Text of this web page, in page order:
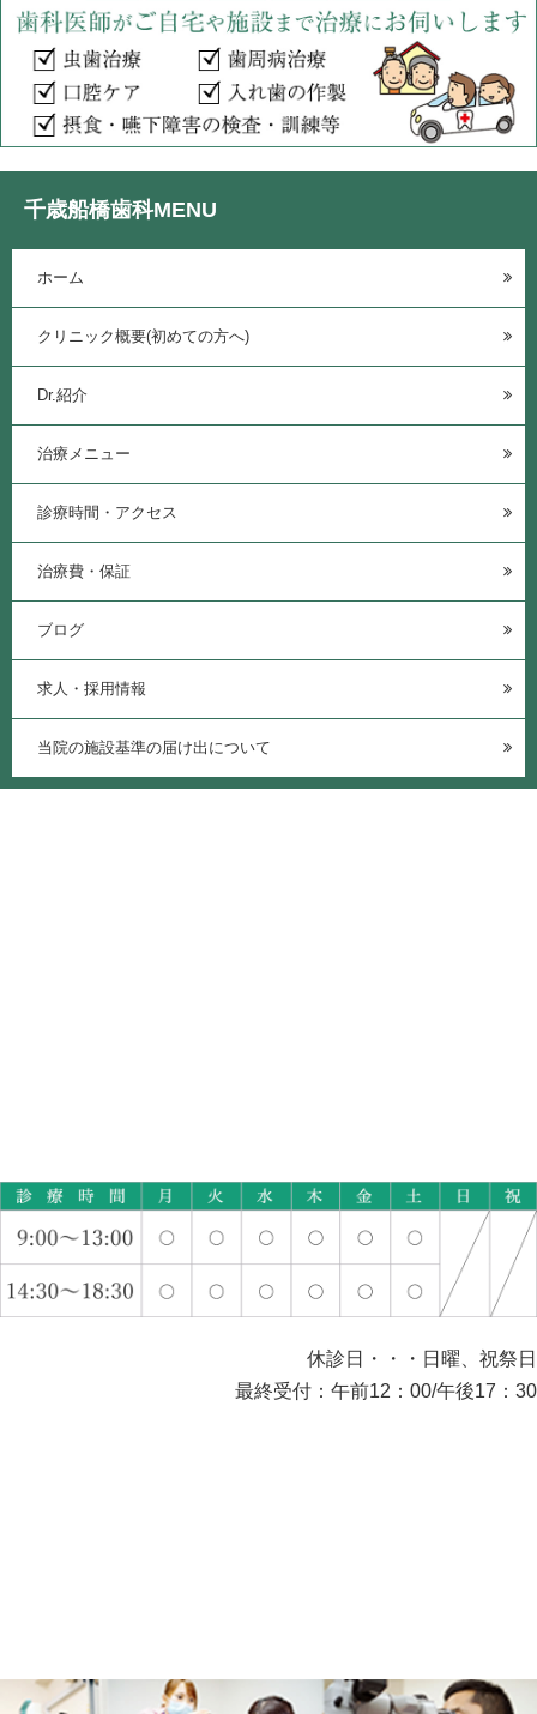
千歳船橋歯科MENU
ホーム
クリニック概要(初めての方へ)
Dr.紹介
治療メニュー
診療時間・アクセス
治療費・保証
ブログ
求人・採用情報
当院の施設基準の届け出について
休診日・・・日曜、祝祭日
最終受付：午前12：00/午後17：30